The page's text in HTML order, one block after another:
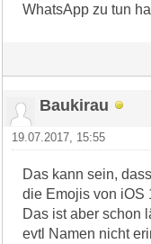
WhatsApp zu tun
Baukirau
19.07.2017, 15:55
Das kann sein,
die Emojis von iOS
Das ist aber schon
evtl Namen nicht